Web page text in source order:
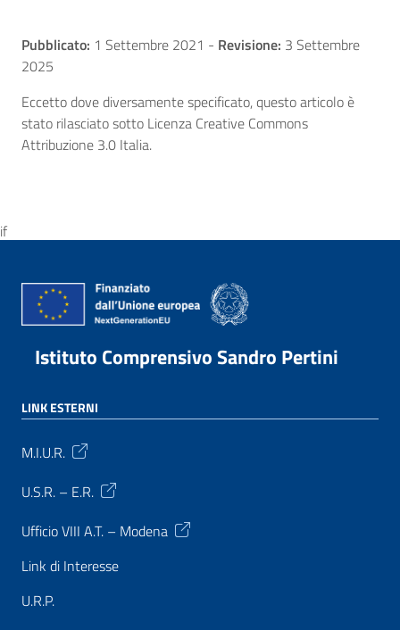
Pubblicato: 1 Settembre 2021 - Revisione: 3 Settembre
2025
Eccetto dove diversamente specificato, questo articolo è
stato rilasciato sotto Licenza Creative Commons
Attribuzione 3.0 Italia.
if
Istituto Comprensivo Sandro Pertini
LINK ESTERNI
M.I.U.R.
U.S.R. – E.R.
Ufficio VIII A.T. – Modena
Link di Interesse
U.R.P.